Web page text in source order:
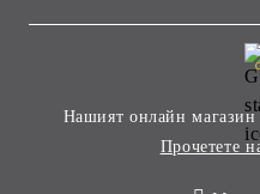
Нашият онлайн магазин
Прочетете